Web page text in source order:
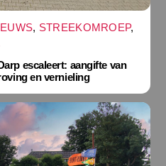
, STREEKOMROEP,
escaleert: aangifte van
en vernieling